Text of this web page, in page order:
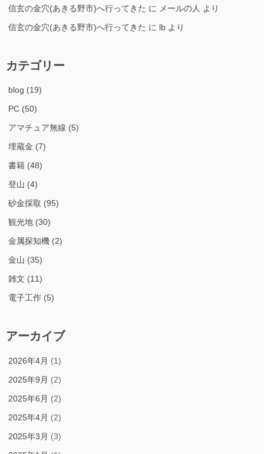
信玄の金穴(あきる野市)へ行ってきた に メールの人 より
信玄の金穴(あきる野市)へ行ってきた に lb より
カテゴリー
blog (19)
PC (50)
アマチュア無線 (5)
埋蔵金 (7)
書籍 (48)
登山 (4)
砂金採取 (95)
観光地 (30)
金属探知機 (2)
金山 (35)
雑文 (11)
電子工作 (5)
アーカイブ
2026年4月 (1)
2025年9月 (2)
2025年6月 (2)
2025年4月 (2)
2025年3月 (3)